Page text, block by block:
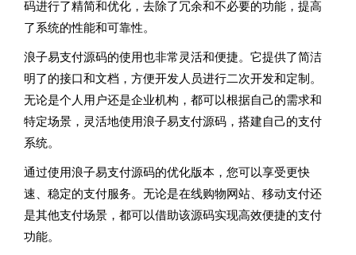
码进行了精简和优化，去除了冗余和不必要的功能，提高
了系统的性能和可靠性。
浪子易支付源码的使用也非常灵活和便捷。它提供了简洁
明了的接口和文档，方便开发人员进行二次开发和定制。
无论是个人用户还是企业机构，都可以根据自己的需求和
特定场景，灵活地使用浪子易支付源码，搭建自己的支付
系统。
通过使用浪子易支付源码的优化版本，您可以享受更快
速、稳定的支付服务。无论是在线购物网站、移动支付还
是其他支付场景，都可以借助该源码实现高效便捷的支付
功能。